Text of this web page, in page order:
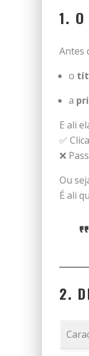
1. O
Antes
o
a
E ali
✅
❌
Ou
É ali
2.